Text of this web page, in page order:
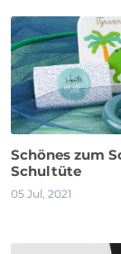
Schönes zum
Schultüte
05 Jul, 2021